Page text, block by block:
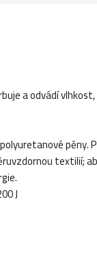
a odvádí
pěny.
textilií;
J